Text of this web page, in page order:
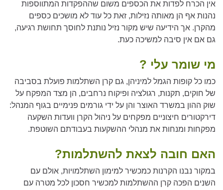
אין הכרח לפדות את הכספים משום שההפקדות המתווספות
נהנות אף הן מאותה נזילות, זאת כל עוד לא מושכים כספים
מהקרן. אך הידיעה שיש מקור נזיל נותנת לחוסך תחושת רגיעה,
גם אם אין סיבה למשיכה כעת.
מי שומר עלי ?
כמו כל קופות הגמל למיניהן, גם קרן השתלמות פועלת בסביבה
של חוקים, תקנות, רגולציה ופיקוח נרחבים, הן מצד המפקח על
שוק ההון במשרד האוצר והן על ידי גורמים פנימיים בגוף המנהל:
דירקטורים חיצוניים מפקחים על ניהול הקרן וועדות השקעה
מפקחות ומנחות את מנהלי ההשקעות בעבודתם השוטפת.
האם חובה לצאת להשתלמות?
במקור נבנו הקרנות כמכשיר למימון השתלמויות, אולם עם
השנים הפכה קרן ההשתלמות למכשיר חסכון לכל מטרה עם